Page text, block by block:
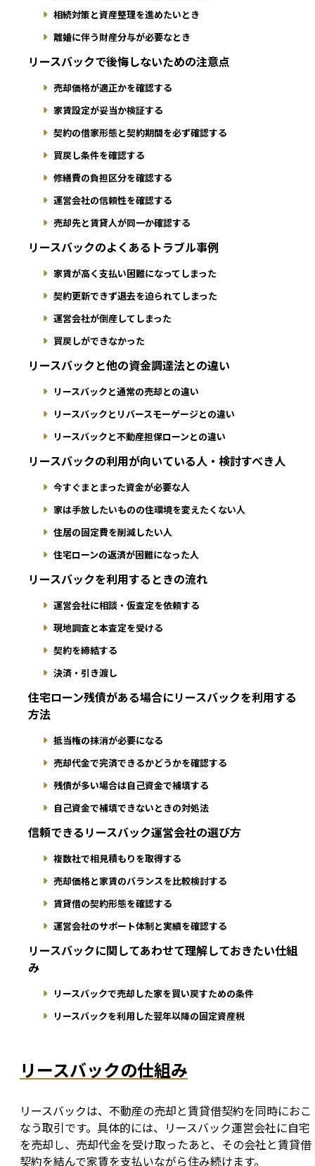
相続対策と資産整理を進めたいとき
離婚に伴う財産分与が必要なとき
リースバックで後悔しないための注意点
売却価格が適正かを確認する
家賃設定が妥当か検証する
契約の借家形態と契約期間を必ず確認する
買戻し条件を確認する
修繕費の負担区分を確認する
運営会社の信頼性を確認する
売却先と賃貸人が同一か確認する
リースバックのよくあるトラブル事例
家賃が高く支払い困難になってしまった
契約更新できず退去を迫られてしまった
運営会社が倒産してしまった
買戻しができなかった
リースバックと他の資金調達法との違い
リースバックと通常の売却との違い
リースバックとリバースモーゲージとの違い
リースバックと不動産担保ローンとの違い
リースバックの利用が向いている人・検討すべき人
今すぐまとまった資金が必要な人
家は手放したいものの住環境を変えたくない人
住居の固定費を削減したい人
住宅ローンの返済が困難になった人
リースバックを利用するときの流れ
運営会社に相談・仮査定を依頼する
現地調査と本査定を受ける
契約を締結する
決済・引き渡し
住宅ローン残債がある場合にリースバックを利用する
方法
抵当権の抹消が必要になる
売却代金で完済できるかどうかを確認する
残債が多い場合は自己資金で補填する
自己資金で補填できないときの対処法
信頼できるリースバック運営会社の選び方
複数社で相見積もりを取得する
売却価格と家賃のバランスを比較検討する
賃貸借の契約形態を確認する
運営会社のサポート体制と実績を確認する
リースバックに関してあわせて理解しておきたい仕組
み
リースバックで売却した家を買い戻すための条件
リースバックを利用した翌年以降の固定資産税
リースバックの仕組み
リースバックは、不動産の売却と賃貸借契約を同時におこ
なう取引です。具体的には、リースバック運営会社に自宅
を売却し、売却代金を受け取ったあと、その会社と賃貸借
契約を結んで家賃を支払いながら住み続けます。